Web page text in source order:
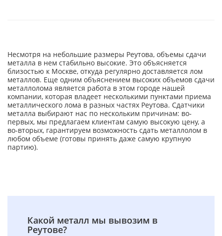
Несмотря на небольшие размеры Реутова, объемы сдачи
металла в нем стабильно высокие. Это объясняется
близостью к Москве, откуда регулярно доставляется лом
металлов. Еще одним объяснением высоких объемов сдачи
металлолома является работа в этом городе нашей
компании, которая владеет несколькими пунктами приема
металлического лома в разных частях Реутова. Сдатчики
металла выбирают нас по нескольким причинам: во-
первых, мы предлагаем клиентам самую высокую цену, а
во-вторых, гарантируем возможность сдать металлолом в
любом объеме (готовы принять даже самую крупную
партию).
Какой металл мы вывозим в
Реутове?